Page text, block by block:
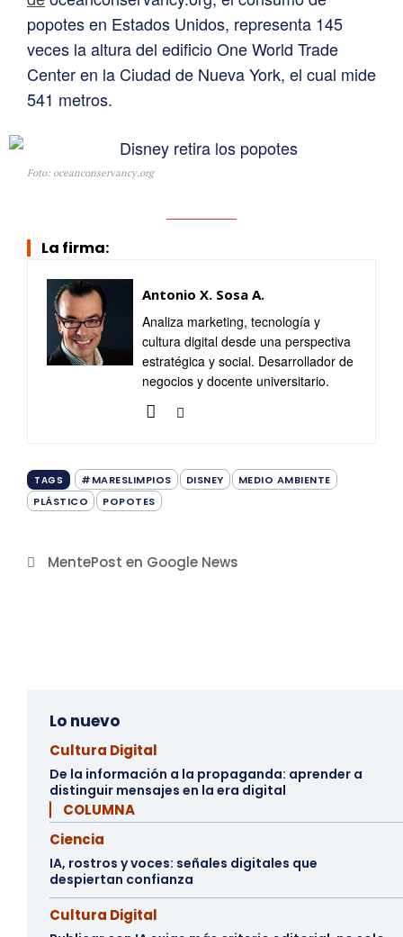
popotes en Estados Unidos, representa 145
veces la altura del edificio One World Trade
Center en la Ciudad de Nueva York, el cual mide
541 metros.
Foto: oceanconservancy.org
La firma:
Antonio X. Sosa A.
Analiza marketing, tecnología y
cultura digital desde una perspectiva
estratégica y social. Desarrollador de
negocios y docente universitario.
TAGS #MARESLIMPIOS DISNEY
MEDIO AMBIENTE
PLÁSTICO
POPOTES
MentePost en Google News
Lo nuevo
Cultura Digital
De la información a la propaganda: aprender a
distinguir mensajes en la era digital
▏ COLUMNA
Ciencia
IA, rostros y voces: señales digitales que
despiertan confianza
Cultura Digital